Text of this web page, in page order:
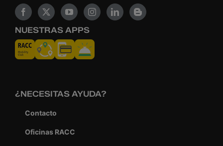
NUESTRAS APPS
¿NECESITAS AYUDA?
Contacto
Oficinas RACC